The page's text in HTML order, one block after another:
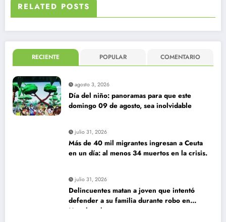
RELATED POSTS
RECIENTE POPULAR COMENTARIO
agosto 3, 2026
Día del niño: panoramas para que este
domingo 09 de agosto, sea inolvidable
julio 31, 2026
Más de 40 mil migrantes ingresan a Ceuta
en un día: al menos 34 muertos en la crisis.
julio 31, 2026
Delincuentes matan a joven que intentó
defender a su familia durante robo en
Huechuraba